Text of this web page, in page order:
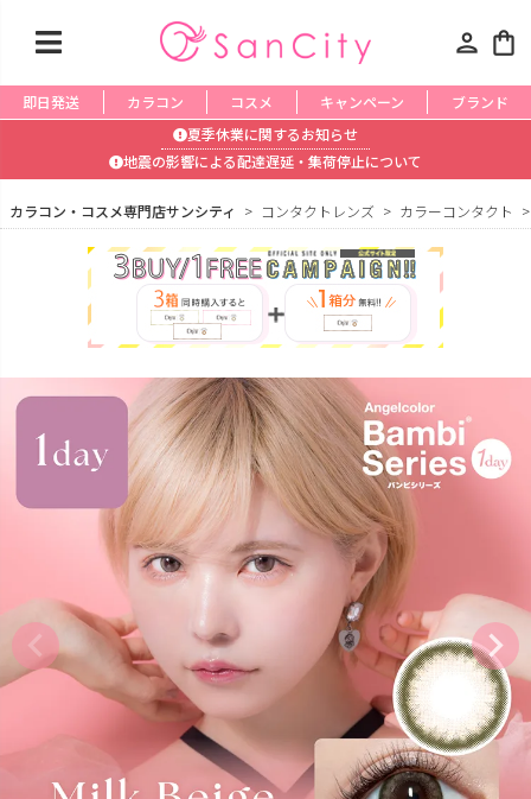
person shopping_bag
即日発送 カラコン コスメ キャンペーン
ブランド
夏季休業に関するお知らせ
地震の影響による配達遅延・集荷停止について
カラコン・コスメ専門店サンシティ コンタクトレンズ カラーコンタクト